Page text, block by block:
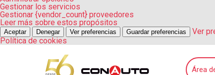
Gestionar los servicios
Gestionar {vendor_count} proveedores
Leer más sobre estos propósitos
Aceptar Denegar Ver preferencias Guardar preferencias
Ver
Política de cookies
Área